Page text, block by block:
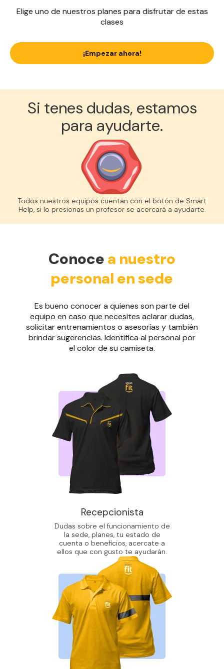
Elige uno de nuestros planes para disfrutar de estas
clases
¡Empezar ahora!
Si tenes dudas, estamos
para ayudarte.
Todos nuestros equipos cuentan con el botón de Smart
Help, si lo presionas un profesor se acercará a ayudarte.
Conoce a nuestro
personal en sede
Es bueno conocer a quienes son parte del
equipo en caso que necesites aclarar dudas,
solicitar entrenamientos o asesorías y también
brindar sugerencias. Identifica al personal por
el color de su camiseta.
Recepcionista
Dudas sobre el funcionamiento de
la sede, planes, tu estado de
cuenta o beneficios, acercate a
ellos que con gusto te ayudarán.